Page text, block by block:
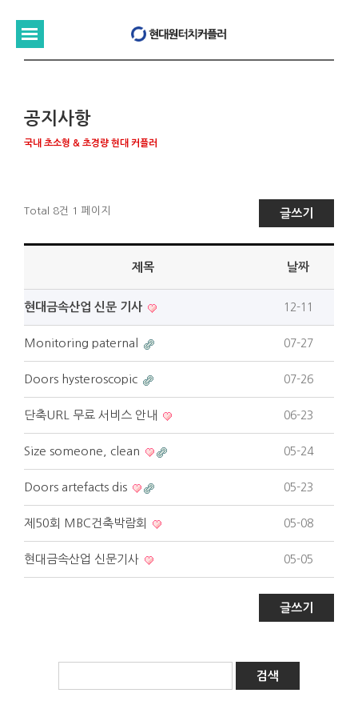
공지사항
국내 초소형 & 초경량 현대 커플러
Total 8건 1 페이지 글쓰기
제목 날짜
현대금속산업 신문 기사 12-11
Monitoring paternal 07-27
Doors hysteroscopic 07-26
단축URL 무료 서비스 안내 06-23
Size someone, clean 05-24
Doors artefacts dis 05-23
제50회 MBC건축박람회 05-08
현대금속산업 신문기사 05-05
글쓰기